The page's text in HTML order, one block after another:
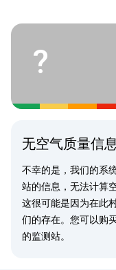
?
无空气质量信
不幸的是，我们的系
站的信息，无法计算
这很可能是因为在此
们的存在。您可以购
的监测站。